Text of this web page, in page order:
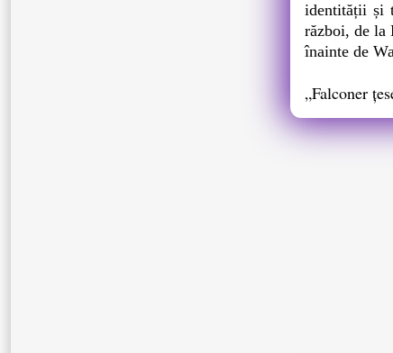
identității și
război, de la
înainte de
„Falconer